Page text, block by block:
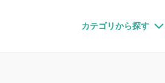
カテゴリから探す